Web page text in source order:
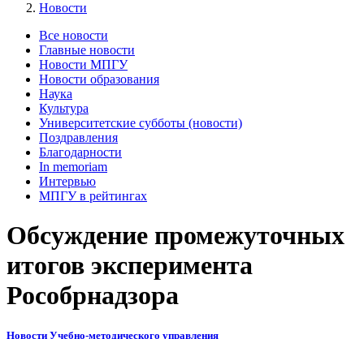
Новости
Все новости
Главные новости
Новости МПГУ
Новости образования
Наука
Культура
Университетские субботы (новости)
Поздравления
Благодарности
In memoriam
Интервью
МПГУ в рейтингах
Обсуждение промежуточных
итогов эксперимента
Рособрнадзора
Новости Учебно-методического управления